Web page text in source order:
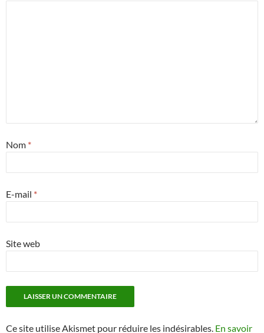
Nom *
E-mail *
Site web
Ce site utilise Akismet pour réduire les indésirables. En savoir